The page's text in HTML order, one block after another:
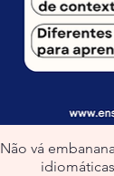
Não vá